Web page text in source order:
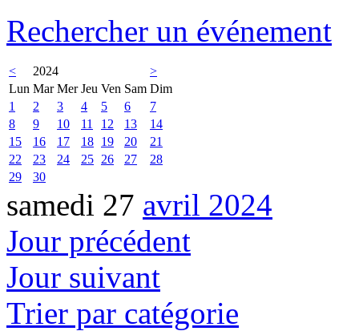
Rechercher un événement
< 2024
>
Lun Mar Mer Jeu Ven Sam Dim
1
2 3 4 5 6
7
8
9 10 11 12 13
14
15
16 17 18 19 20
21
22
23 24 25 26 27
28
29
30
samedi 27 avril 2024
Jour précédent
Jour suivant
Trier par catégorie